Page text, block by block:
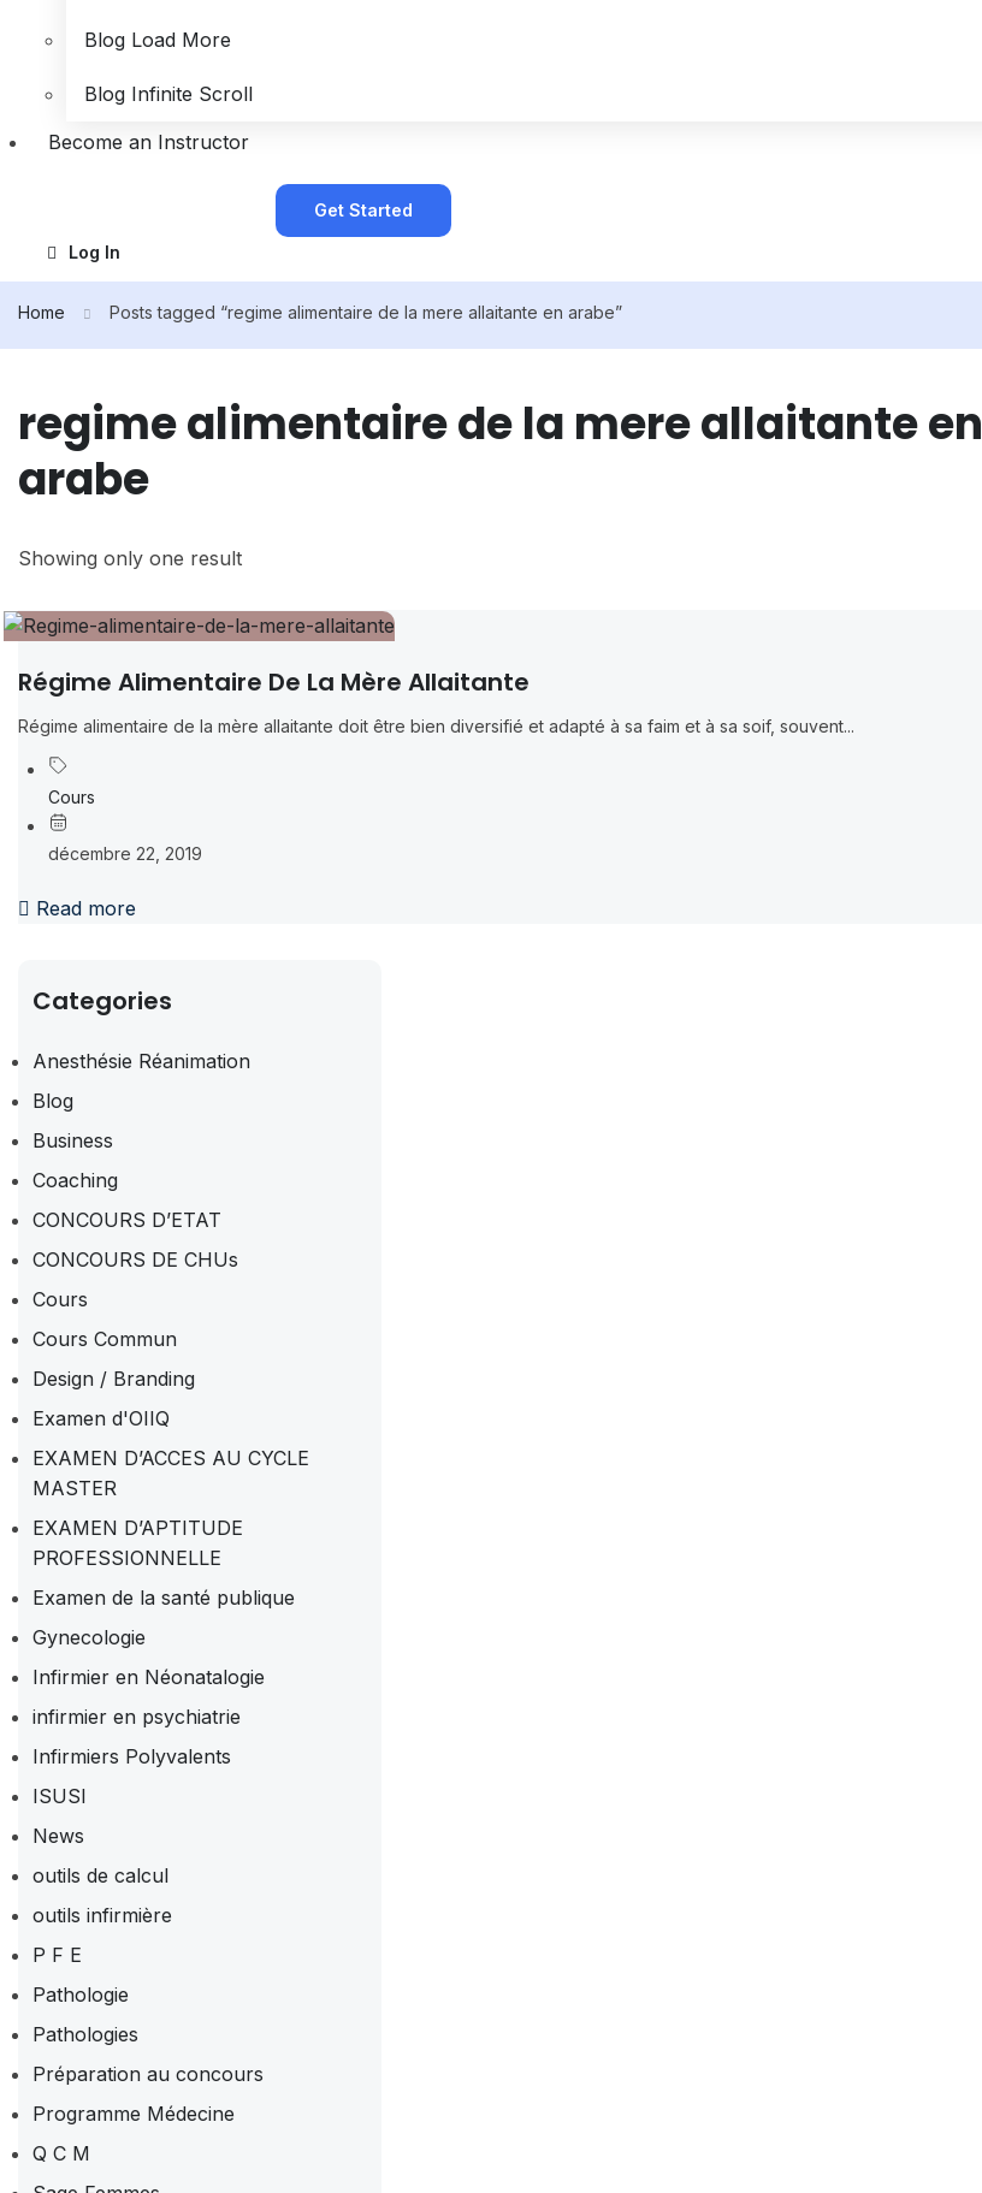
Blog Load More
Blog Infinite Scroll
Become an Instructor
Get Started
Log In
Home Posts tagged “regime alimentaire de la mere allaitante en arabe”
regime alimentaire de la mere allaitante en
arabe
Showing only one result
Régime Alimentaire De La Mère Allaitante
Régime alimentaire de la mère allaitante doit être bien diversifié et adapté à sa faim et à sa soif, souvent...
Cours
décembre 22, 2019
Read more
Categories
Anesthésie Réanimation
Blog
Business
Coaching
CONCOURS D’ETAT
CONCOURS DE CHUs
Cours
Cours Commun
Design / Branding
Examen d'OIIQ
EXAMEN D’ACCES AU CYCLE
MASTER
EXAMEN D’APTITUDE
PROFESSIONNELLE
Examen de la santé publique
Gynecologie
Infirmier en Néonatalogie
infirmier en psychiatrie
Infirmiers Polyvalents
ISUSI
News
outils de calcul
outils infirmière
P F E
Pathologie
Pathologies
Préparation au concours
Programme Médecine
Q C M